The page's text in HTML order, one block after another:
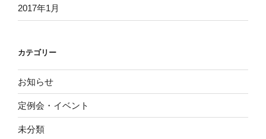
2017年1月
カテゴリー
お知らせ
定例会・イベント
未分類